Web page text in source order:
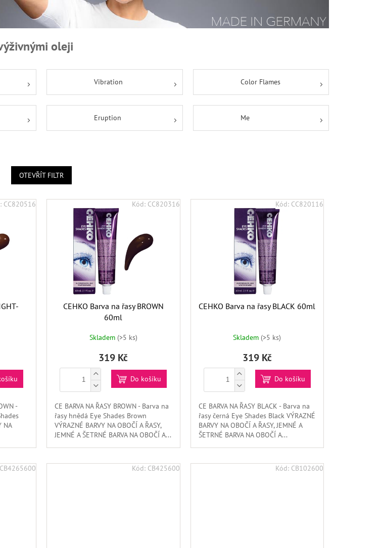
oleji
Vibration Color Flames
Eruption Me
OTEVŘÍT FILTR
-
NA
CC820516
CEHKO Barva na řasy BROWN
60ml
Skladem (>5 ks)
319 Kč
Do košíku
CE BARVA NA ŘASY BROWN - Barva na
řasy hnědá Eye Shades Brown
VÝRAZNÉ BARVY NA OBOČÍ A ŘASY,
JEMNÉ A ŠETRNÉ BARVA NA OBOČÍ A...
Kód: CC820316
CEHKO Barva na řasy BLACK 60ml
Skladem (>5 ks)
319 Kč
Do košíku
CE BARVA NA ŘASY BLACK - Barva na
řasy černá Eye Shades Black VÝRAZNÉ
BARVY NA OBOČÍ A ŘASY, JEMNÉ A
ŠETRNÉ BARVA NA OBOČÍ A...
Kód: CC820116
CB4265600 Kód: CB425600 Kód: CB102600